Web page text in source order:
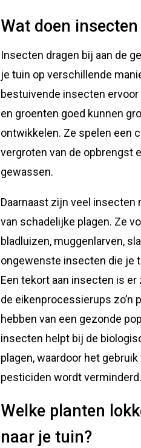
Wat doen
Insecten dragen bij aan de
je tuin op verschillende
bestuivende insecten
en groenten goed kunnen
ontwikkelen. Ze spelen een
vergroten van de opbrengst
gewassen.
Daarnaast zijn veel
van schadelijke plagen. Ze
bladluizen, muggenlarven,
ongewenste insecten die je
Een tekort aan insecten is
de eikenprocessierups zo’n
hebben van een gezonde
insecten helpt bij de
plagen, waardoor het
pesticiden wordt verminderd.
Welke planten
naar je tuin?